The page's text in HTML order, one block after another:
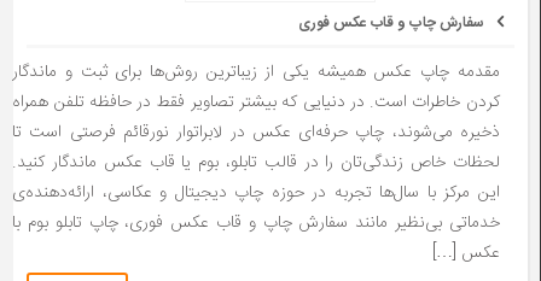
سفارش چاپ و قاب عکس فوری
مقدمه چاپ عکس همیشه یکی از زیباترین روش‌ها برای ثبت و ماندگار
کردن خاطرات است. در دنیایی که بیشتر تصاویر فقط در حافظه تلفن همراه
ذخیره می‌شوند، چاپ حرفه‌ای عکس در لابراتوار نورقائم فرصتی است تا
لحظات خاص زندگی‌تان را در قالب تابلو، بوم یا قاب عکس ماندگار کنید.
این مرکز با سال‌ها تجربه در حوزه چاپ دیجیتال و عکاسی، ارائه‌دهنده‌ی
خدماتی بی‌نظیر مانند سفارش چاپ و قاب عکس فوری، چاپ تابلو بوم با
عکس […]